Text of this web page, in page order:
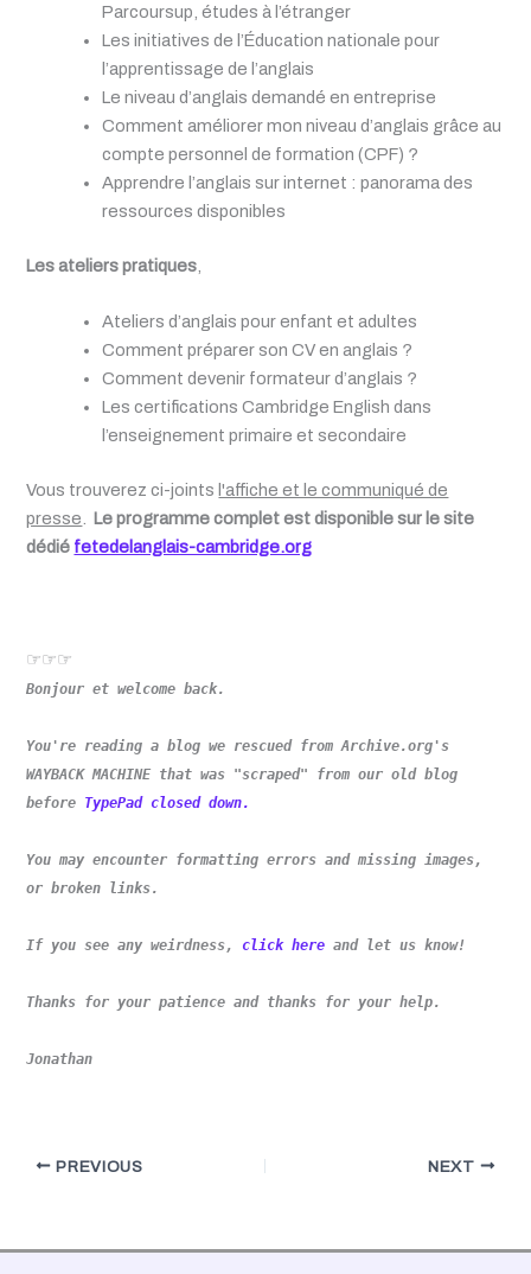
Parcoursup, études à l’étranger
Les initiatives de l’Éducation nationale pour
l’apprentissage de l’anglais
Le niveau d’anglais demandé en entreprise
Comment améliorer mon niveau d’anglais grâce au
compte personnel de formation (CPF) ?
Apprendre l’anglais sur internet : panorama des
ressources disponibles
Les ateliers pratiques
Ateliers d’anglais pour enfant et adultes
Comment préparer son CV en anglais ?
Comment devenir formateur d’anglais ?
Les certifications Cambridge English dans
l’enseignement primaire et secondaire
Vous trouverez ci-joints l'affiche et le communiqué de
presse
Le programme complet est disponible sur le site
dédié fetedelanglais-cambridge.org
☞☞☞
Bonjour et welcome back.
You're reading a blog we rescued from Archive.org's
WAYBACK MACHINE that was "scraped" from our old blog
before TypePad closed down.
You may encounter formatting errors and missing images,
or broken links.
If you see any weirdness, click here and let us know!
Thanks for your patience and thanks for your help.
Jonathan
PREVIOUS NEXT